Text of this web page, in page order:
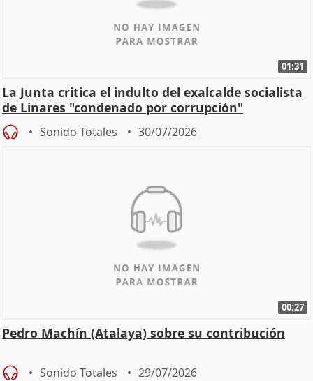
01:31
La Junta critica el indulto del exalcalde socialista
de Linares "condenado por corrupción"
Sonido Totales 30/07/2026
00:27
Pedro Machín (Atalaya) sobre su contribución
Sonido Totales 29/07/2026